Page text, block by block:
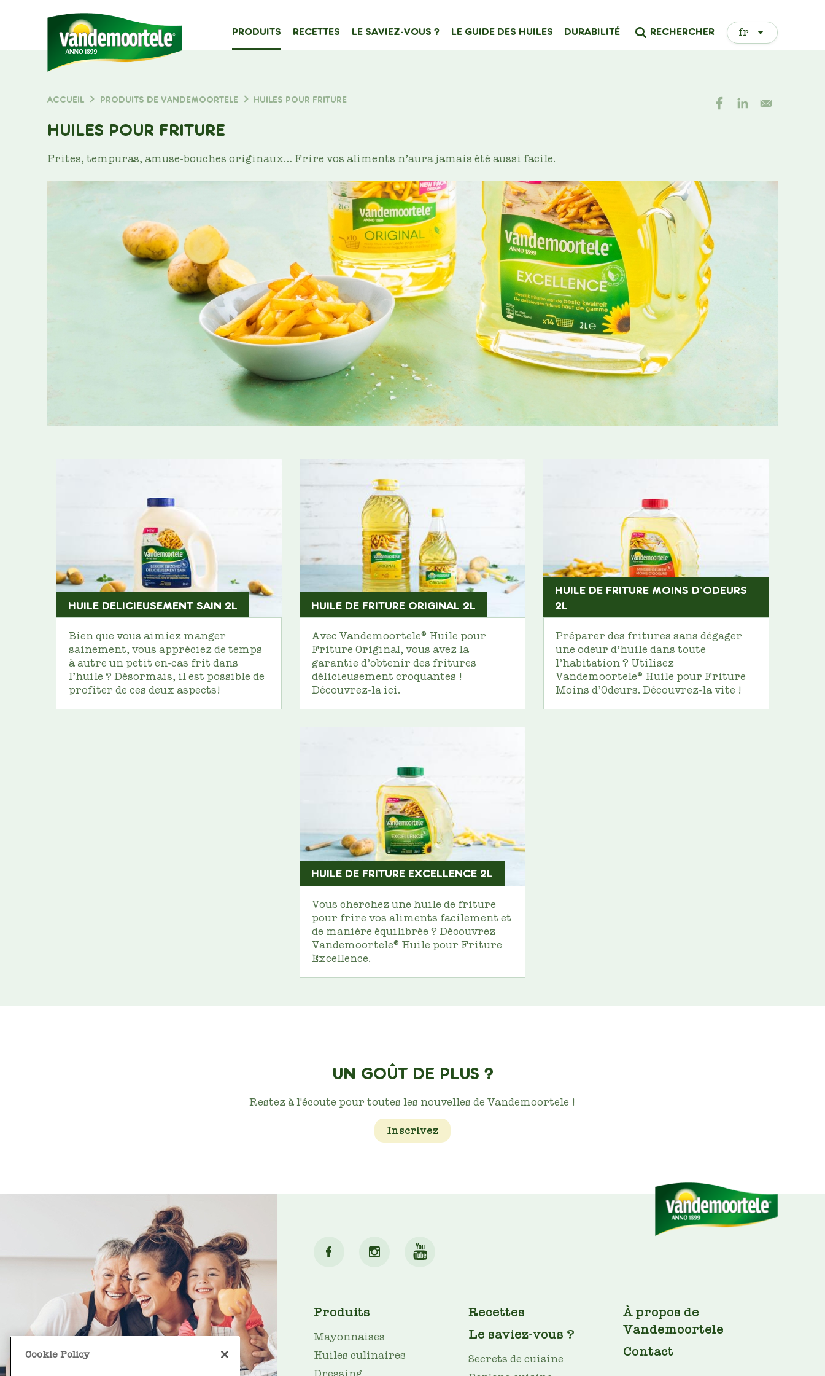
Type de contenu
MAIN
NAVIGATION
PRODUITS RECETTES LE SAVIEZ-VOUS ? LE GUIDE DES HUILES DURABILITÉ
Select
your
RECHERCHER
FIL
D'ARIANE
ACCUEIL PRODUITS DE VANDEMOORTELE HUILES POUR FRITURE
HUILES POUR FRITURE
Frites, tempuras, amuse-bouches originaux… Frire vos aliments n’aura jamais été aussi facile.
HUILE DELICIEUSEMENT SAIN 2L
Bien que vous aimiez manger
sainement, vous appréciez de temps
à autre un petit en-cas frit dans
l’huile ? Désormais, il est possible de
profiter de ces deux aspects!
HUILE DE FRITURE ORIGINAL 2L
Avec Vandemoortele® Huile pour
Friture Original, vous avez la
garantie d’obtenir des fritures
délicieusement croquantes !
Découvrez-la ici.
HUILE DE FRITURE MOINS D'ODEURS
2L
Préparer des fritures sans dégager
une odeur d’huile dans toute
l’habitation ? Utilisez
Vandemoortele® Huile pour Friture
Moins d’Odeurs. Découvrez-la vite !
HUILE DE FRITURE EXCELLENCE 2L
Vous cherchez une huile de friture
pour frire vos aliments facilement et
de manière équilibrée ? Découvrez
Vandemoortele® Huile pour Friture
Excellence.
UN GOÛT DE PLUS ?
Restez à l'écoute pour toutes les nouvelles de Vandemoortele !
Inscrivez
MAIN
NAV
Produits
Mayonnaises
Huiles culinaires
Recettes
Le saviez-vous ?
Secrets de cuisine
FOOTER
À propos de
Vandemoortele
Contact
Cookie Policy